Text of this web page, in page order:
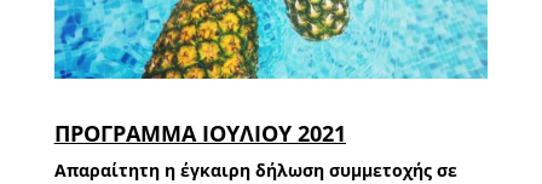
ΠΡΟΓΡΑΜΜΑ ΙΟΥΛΙΟΥ 2021
Απαραίτητη η έγκαιρη δήλωση συμμετοχής σε